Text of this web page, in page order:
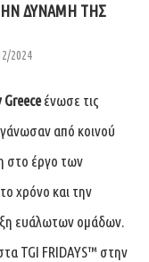
ΔΥΝΑΜΗ ΤΗΣ
2024
ένωσε τις
από κοινού
στο έργο των
χρόνο και την
ευάλωτων ομάδων.
TGI FRIDAYS™ στην